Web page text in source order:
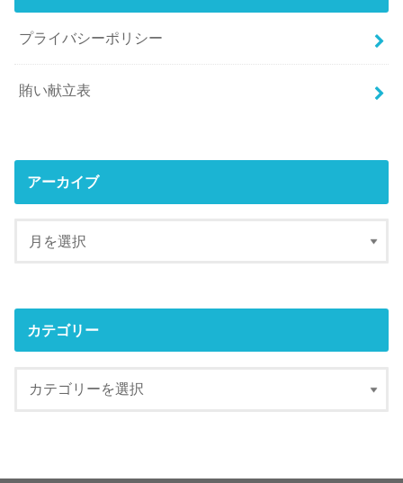
プライバシーポリシー
賄い献立表
アーカイブ
カテゴリー